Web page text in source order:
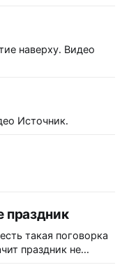
Видео
Так с каждым, кто попробует. Видео Источник.
праздник
праздник не